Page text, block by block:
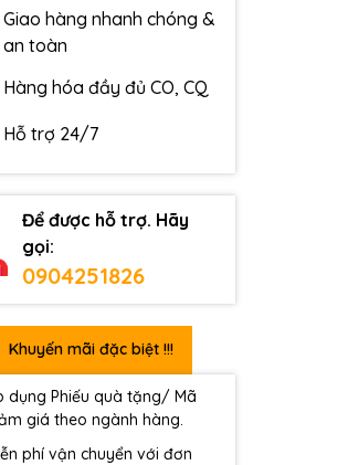
Giao hàng nhanh chóng &
an toàn
Hàng hóa đầy đủ CO, CQ
Hỗ trợ 24/7
Để được hỗ trợ. Hãy
gọi:
0904251826
Khuyến mãi đặc biệt !!!
dụng Phiếu quà tặng/ Mã
giá theo ngành hàng.
phí vận chuyển với đơn